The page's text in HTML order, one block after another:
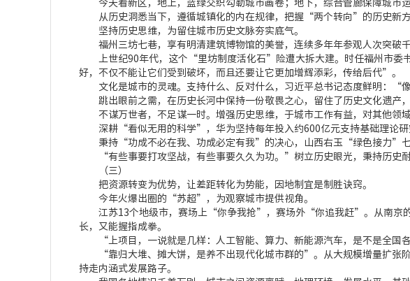
从历史洞悉当下，遵循城镇化的内在规律，把握“两个转向”的历史新方
坚持历史思维，为留住城市历史文脉夯实底气。
福州三坊七巷，享有明清建筑博物馆的美誉，连续多年年参观人次突破
上世纪90年代，这个“里坊制度活化石”险遭大拆大建。时任福州市委
好，不仅不能让它们受到破坏，而且还要让它更加增辉添彩，传给后代”。
文化是城市的灵魂。支持什么、反对什么，习近平总书记态度鲜明：“
跳出眼前之需，在历史长河中保持一份敬畏之心，留住了历史文化遗产，
不谋万世者，不足谋一时。增强历史思维，于城市工作有益，对其他领域
深耕“看似无用的科学”，华为坚持每年投入约600亿元支持基础理论研
秉持“功成不必在我、功成必定有我”的决心，山西右玉“绿色接力
“有些事要打攻坚战，有些事要久久为功。”树立历史眼光，秉持历史耐
（三）
把资源转变为优势，让差距转化为势能，因地制宜是制胜诀窍。
今年火爆出圈的“苏超”，为观察城市提供视角。
江苏13个地级市，赛场上“你争我抢”，赛场外“你追我赶”。从南京
长，又能握指成拳。
“上项目，一说就是几样：人工智能、算力、新能源汽车，是不是全国
“靠归大堆、摊大饼，是养不出现代化城市群的”。从大规模增量扩张阶
持走内涵式发展路子。